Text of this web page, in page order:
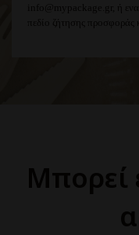
info@mypackage.gr, ή
πεδίο ζήτησης προσφοράς
Μπορεί